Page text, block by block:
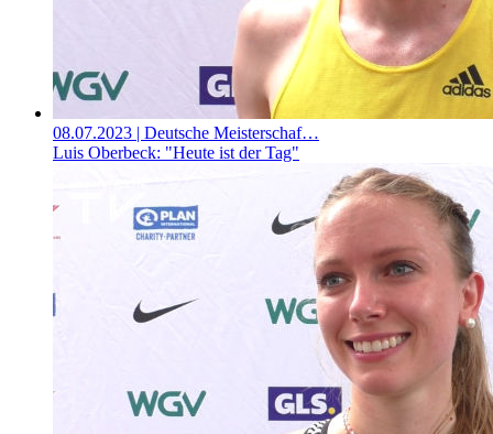
08.07.2023 | Deutsche Meisterschaf…
Luis Oberbeck: "Heute ist der Tag"